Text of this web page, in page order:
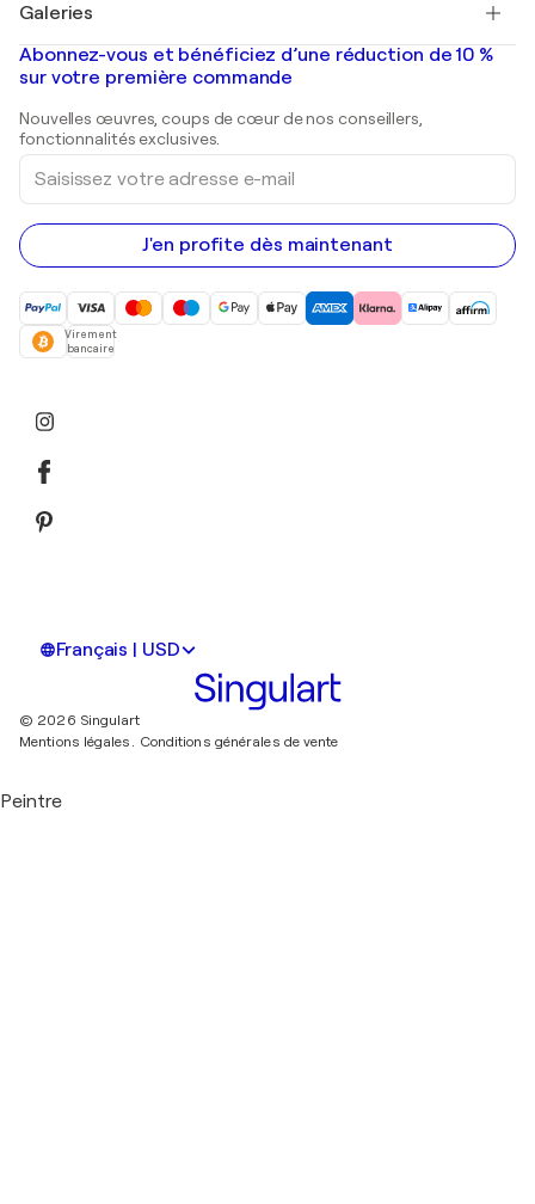
Banksy
Mr. Brainwash
Shepard Fairey
Tableaux abstraits à vendre
Peintures de paysage
Estampes
Peintures acryliques
Galeries
Galeries d'art en France
Galeries d'art en Belgique
Abonnez-vous et bénéficiez d’une réduction de 10 %
sur votre première commande
Nouvelles œuvres, coups de cœur de nos conseillers,
fonctionnalités exclusives.
Saisissez
votre
adresse
e-
mail
J'en profite dès maintenant
Virement
bancaire
Français | USD
© 2026 Singulart
Mentions légales. Conditions générales de vente
Peintre